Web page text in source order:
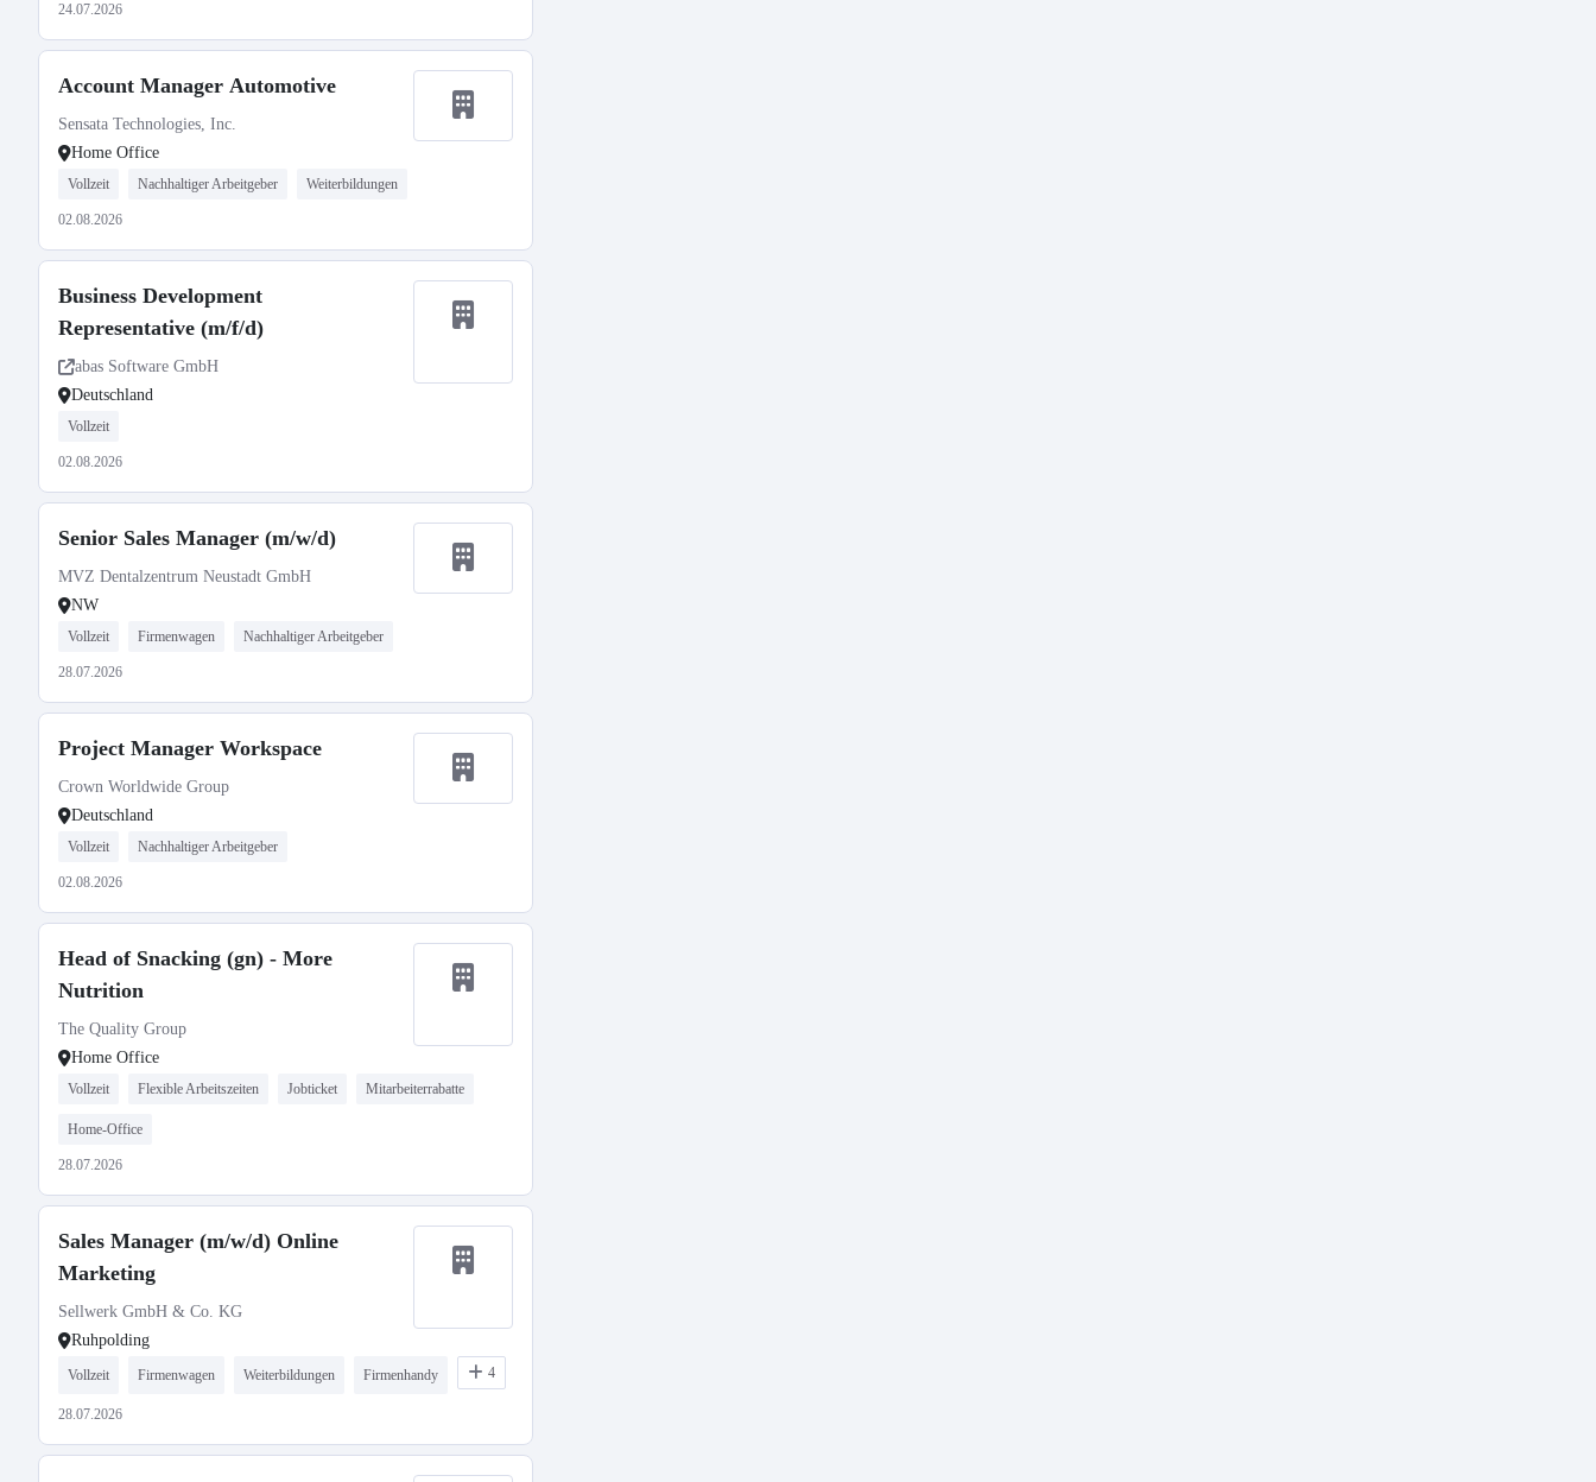
24.07.2026
Account Manager Automotive
Sensata Technologies, Inc.
Home Office
Vollzeit Nachhaltiger Arbeitgeber Weiterbildungen
02.08.2026
Business Development
Representative (m/f/d)
abas Software GmbH
Deutschland
Vollzeit
02.08.2026
Senior Sales Manager (m/w/d)
MVZ Dentalzentrum Neustadt GmbH
NW
Vollzeit Firmenwagen Nachhaltiger Arbeitgeber
28.07.2026
Project Manager Workspace
Crown Worldwide Group
Deutschland
Vollzeit Nachhaltiger Arbeitgeber
02.08.2026
Head of Snacking (gn) - More
Nutrition
The Quality Group
Home Office
Vollzeit Flexible Arbeitszeiten Jobticket Mitarbeiterrabatte
Home-Office
28.07.2026
Sales Manager (m/w/d) Online
Marketing
Sellwerk GmbH & Co. KG
Ruhpolding
Vollzeit Firmenwagen Weiterbildungen Firmenhandy 4
28.07.2026